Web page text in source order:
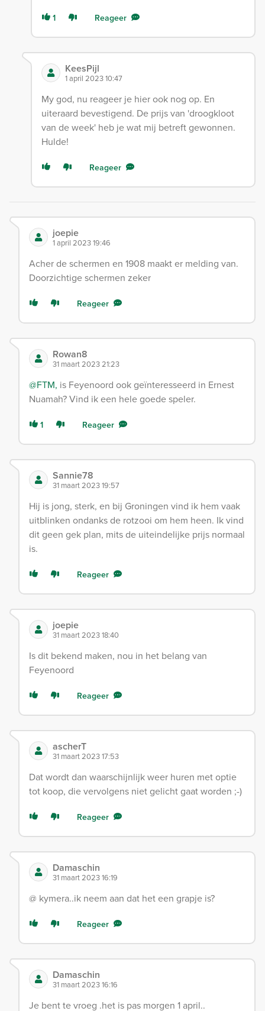
1 Reageer
KeesPijl
1 april 2023 10:47
My god, nu reageer je hier ook nog op. En
uiteraard bevestigend. De prijs van 'droogkloot
van de week' heb je wat mij betreft gewonnen.
Hulde!
Reageer
joepie
1 april 2023 19:46
Acher de schermen en 1908 maakt er melding van.
Doorzichtige schermen zeker
Reageer
Rowan8
31 maart 2023 21:23
@FTM, is Feyenoord ook geïnteresseerd in Ernest
Nuamah? Vind ik een hele goede speler.
1 Reageer
Sannie78
31 maart 2023 19:57
Hij is jong, sterk, en bij Groningen vind ik hem vaak
uitblinken ondanks de rotzooi om hem heen. Ik vind
dit geen gek plan, mits de uiteindelijke prijs normaal
is.
Reageer
joepie
31 maart 2023 18:40
Is dit bekend maken, nou in het belang van
Feyenoord
Reageer
ascherT
31 maart 2023 17:53
Dat wordt dan waarschijnlijk weer huren met optie
tot koop, die vervolgens niet gelicht gaat worden ;-)
Reageer
Damaschin
31 maart 2023 16:19
@ kymera..ik neem aan dat het een grapje is?
Reageer
Damaschin
31 maart 2023 16:16
Je bent te vroeg .het is pas morgen 1 april..